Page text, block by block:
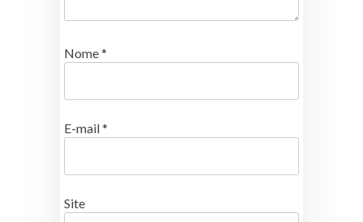
Nome*
E-mail*
Site